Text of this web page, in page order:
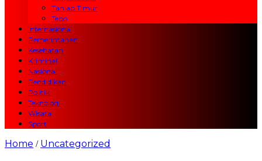
Tanjab Timur
Tebo
Internasional
Pemerintahan
Kesehatan
Kriminal
Nasional
Pendidikan
Politik
Teknologi
Wisata
Sport
Home / Uncategorized